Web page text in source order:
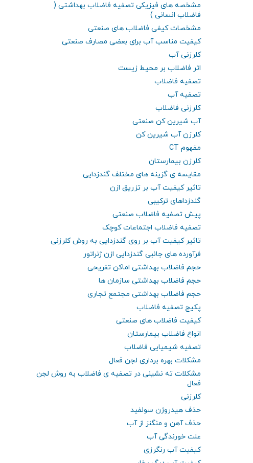
مشخصه های فیزیکی تصفیه فاضلاب بهداشتی (
فاضلاب انسانی )
مشخصات کیفی فاضلاب های صنعتی
کیفیت مناسب آب برای بعضی مصارف صنعتی
کلرزنی آب
اثر فاضلاب بر محیط زیست
تصفیه فاضلاب
تصفیه آب
کلرزنی فاضلاب
آب شیرین کن صنعتی
کلرزن آب شیرین کن
مفهوم CT
کلرزن بیمارستان
مقایسه ی گزینه های مختلف گندزدایی
تاثیر کیفیت آب بر تزریق ازن
گندزداهای ترکیبی
پیش تصفیه فاضلاب صنعتی
تصفیه فاضلاب اجتماعات کوچک
تاثیر کیفیت آب بر روی گندزدایی به روش کلرزنی
فرآورده های جانبی گندزدایی ازن ژنراتور
حجم فاضلاب بهداشتی اماکن تفریحی
حجم فاضلاب بهداشتی سازمان ها
حجم فاضلاب بهداشتی مجتمع تجاری
پکیج تصفیه فاضلاب
کیفیت فاضلاب های صنعتی
انواع فاضلاب بیمارستان
تصفیه شیمیایی فاضلاب
مشکلات بهره برداری لجن فعال
مشکلات ته نشینی در تصفیه ی فاضلاب به روش لجن
فعال
کلرزنی
حذف هیدروژن سولفید
حذف آهن و منگنز از آب
علت خورندگی آب
کیفیت آب رنگرزی